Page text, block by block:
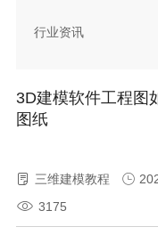
行业资讯
3D建模软件工程图
图纸
三维建模教程
3175